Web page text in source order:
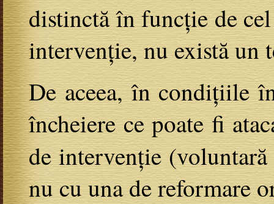
distinctă în funcție de
intervenție, nu există un
De aceea, în condițiile
încheiere ce poate fi
de intervenție
nu cu una de reformare